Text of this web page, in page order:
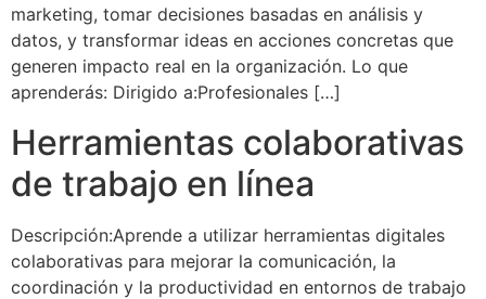
marketing, tomar decisiones basadas en análisis y
datos, y transformar ideas en acciones concretas que
generen impacto real en la organización. Lo que
aprenderás: Dirigido a:Profesionales […]
Herramientas colaborativas
de trabajo en línea
Descripción:Aprende a utilizar herramientas digitales
colaborativas para mejorar la comunicación, la
coordinación y la productividad en entornos de trabajo